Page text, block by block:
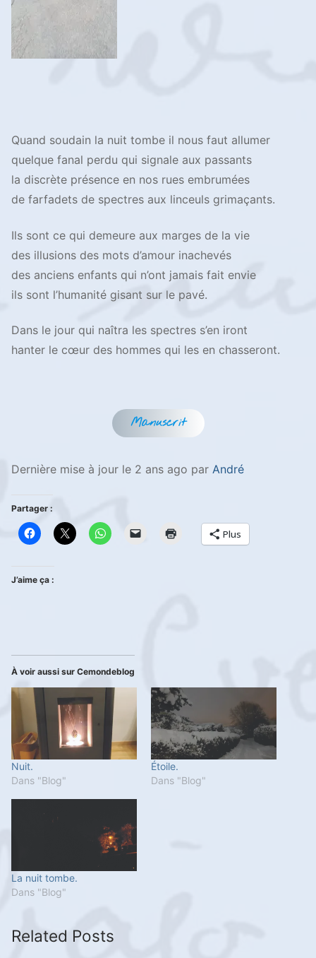
Quand soudain la nuit tombe il nous faut allumer
quelque fanal perdu qui signale aux passants
la discrète présence en nos rues embrumées
de farfadets de spectres aux linceuls grimaçants.
Ils sont ce qui demeure aux marges de la vie
des illusions des mots d’amour inachevés
des anciens enfants qui n’ont jamais fait envie
ils sont l’humanité gisant sur le pavé.
Dans le jour qui naîtra les spectres s’en iront
hanter le cœur des hommes qui les en chasseront.
Manuscrit
Dernière mise à jour le 2 ans ago par André
Partager :
Plus
J’aime ça :
À voir aussi sur Cemondeblog
Nuit.
Dans "Blog"
Étoile.
Dans "Blog"
La nuit tombe.
Dans "Blog"
Related Posts